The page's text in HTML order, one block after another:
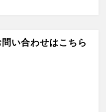
い合わせはこちら